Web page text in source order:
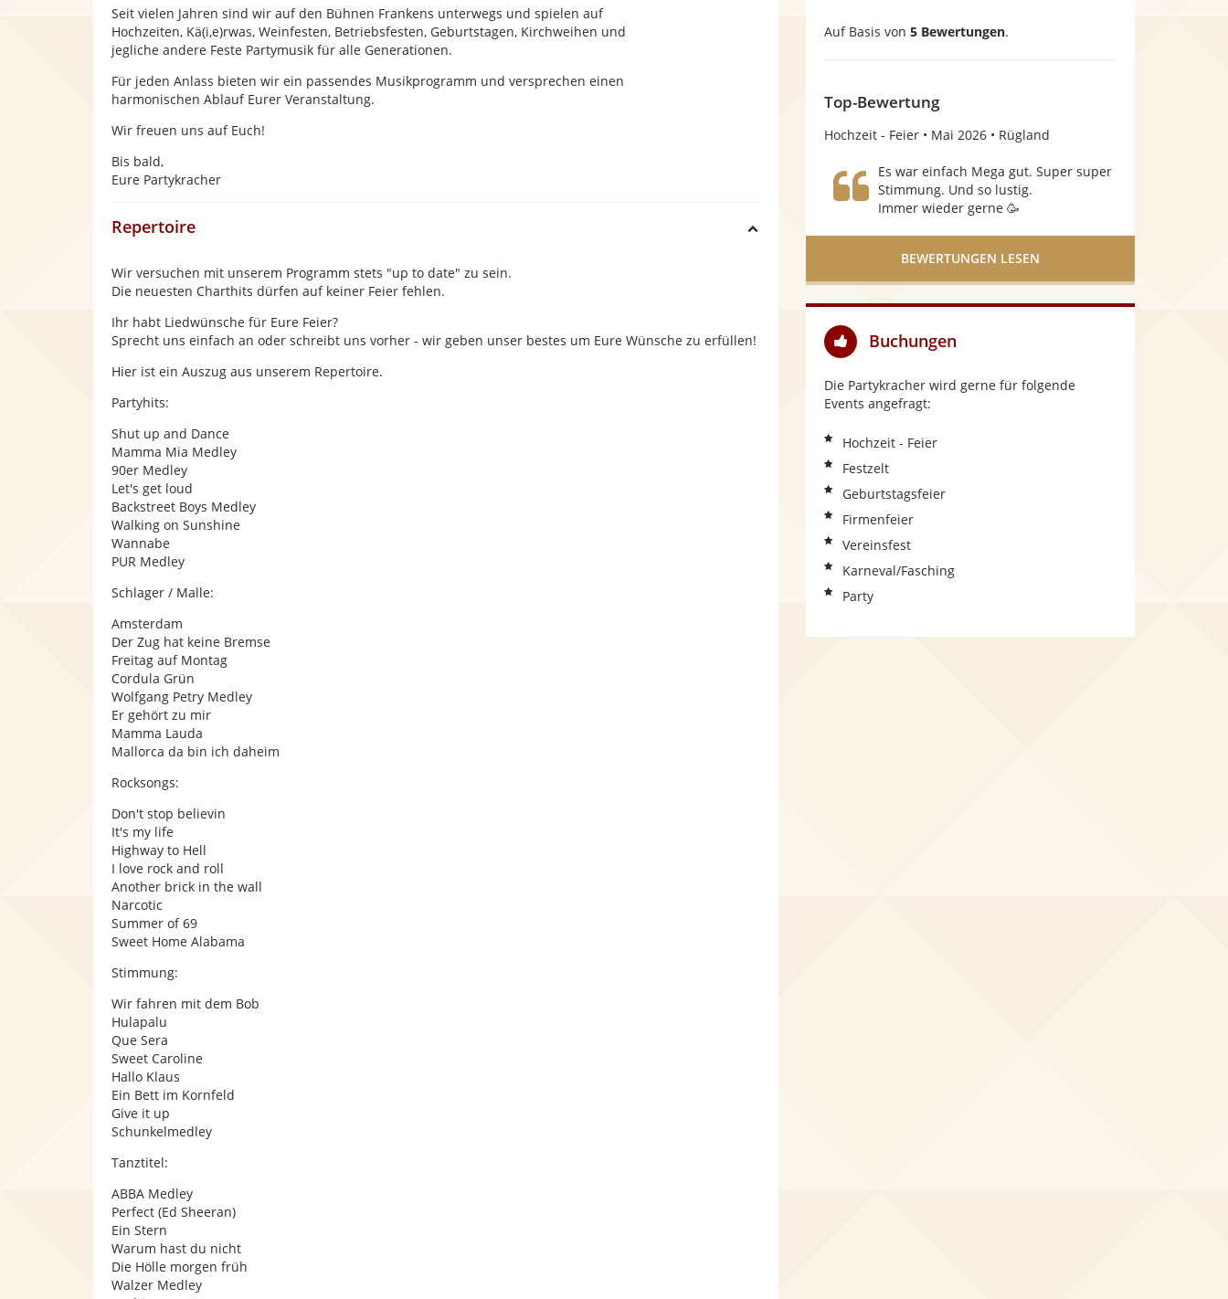
Seit vielen Jahren sind wir auf den Bühnen Frankens unterwegs und spielen auf
Hochzeiten, Kä(i,e)rwas, Weinfesten, Betriebsfesten, Geburtstagen, Kirchweihen und
jegliche andere Feste Partymusik für alle Generationen.
Für jeden Anlass bieten wir ein passendes Musikprogramm und versprechen einen
harmonischen Ablauf Eurer Veranstaltung.
Wir freuen uns auf Euch!
Bis bald,
Eure Partykracher
Repertoire
Wir versuchen mit unserem Programm stets "up to date" zu sein.
Die neuesten Charthits dürfen auf keiner Feier fehlen.
Ihr habt Liedwünsche für Eure Feier?
Sprecht uns einfach an oder schreibt uns vorher - wir geben unser bestes um Eure Wünsche zu erfüllen!
Hier ist ein Auszug aus unserem Repertoire.
Partyhits:
Shut up and Dance
Mamma Mia Medley
90er Medley
Let's get loud
Backstreet Boys Medley
Walking on Sunshine
Wannabe
PUR Medley
Schlager / Malle:
Amsterdam
Der Zug hat keine Bremse
Freitag auf Montag
Cordula Grün
Wolfgang Petry Medley
Er gehört zu mir
Mamma Lauda
Mallorca da bin ich daheim
Rocksongs:
Don't stop believin
It's my life
Highway to Hell
I love rock and roll
Another brick in the wall
Narcotic
Summer of 69
Sweet Home Alabama
Stimmung:
Wir fahren mit dem Bob
Hulapalu
Que Sera
Sweet Caroline
Hallo Klaus
Ein Bett im Kornfeld
Give it up
Schunkelmedley
Tanztitel:
ABBA Medley
Perfect (Ed Sheeran)
Ein Stern
Warum hast du nicht
Die Hölle morgen früh
Walzer Medley
r
e
Auf Basis von 5 Bewertungen.
Top-Bewertung
Hochzeit - Feier Mai 2026 Rügland
Es war einfach Mega gut. Super super
Stimmung. Und so lustig.
Immer wieder gerne 🥳
BEWERTUNGEN LESEN
Buchungen
Die Partykracher wird gerne für folgende
Events angefragt:
Hochzeit - Feier
Festzelt
Geburtstagsfeier
Firmenfeier
Vereinsfest
Karneval/Fasching
Party